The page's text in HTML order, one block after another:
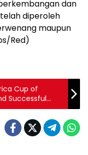
dan
diperoleh
maupun
Red)
Cup of
Successful